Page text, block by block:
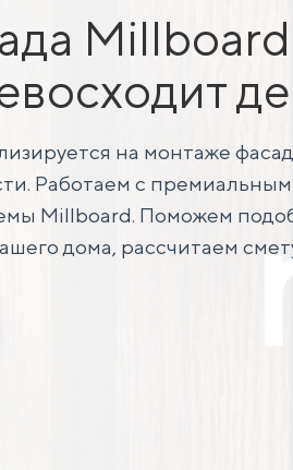
на монтаже
Работаем с
Millboard. Поможем
дома, рассчитаем